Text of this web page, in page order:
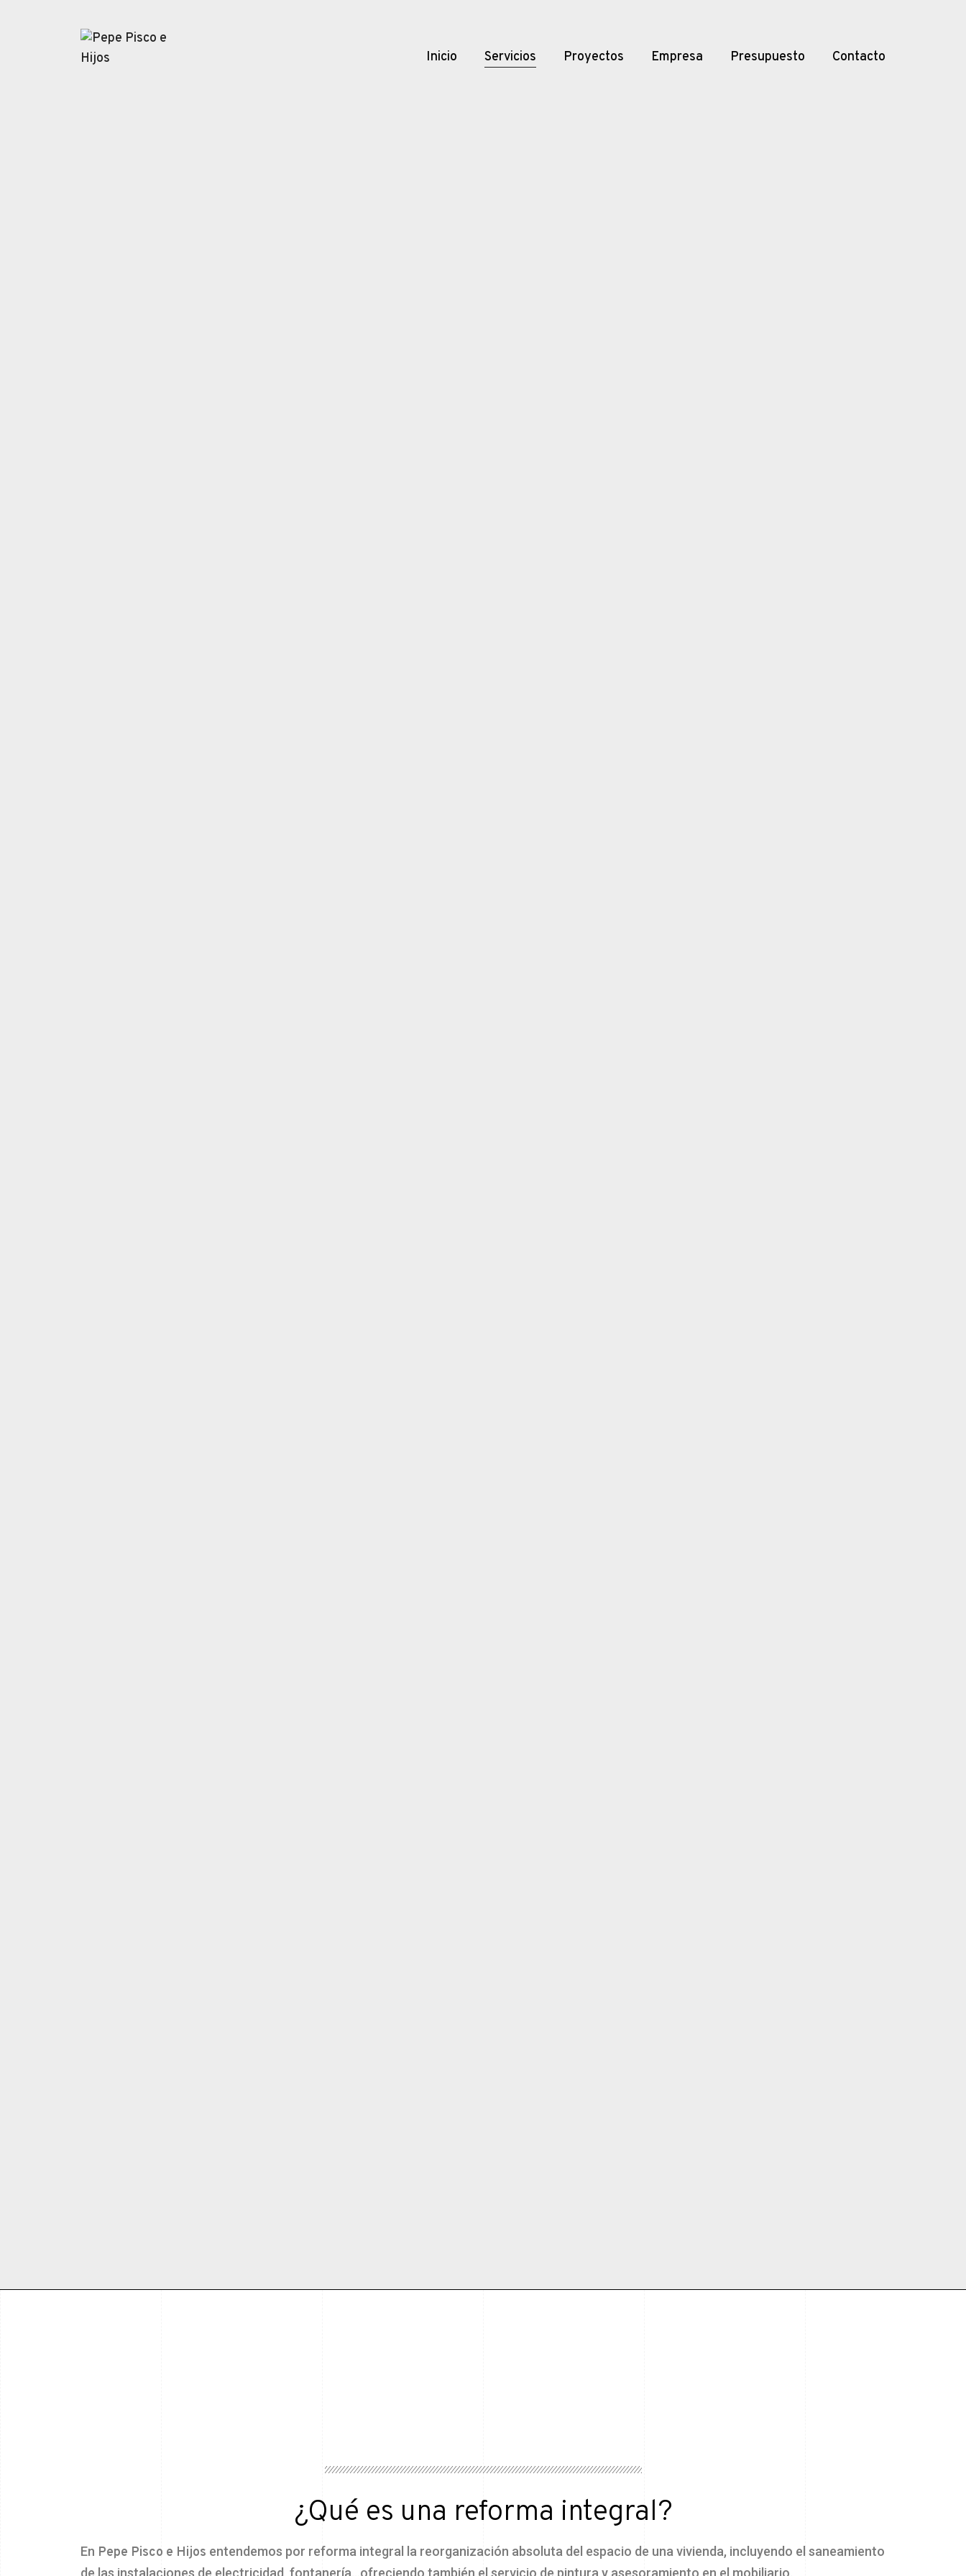
Inicio Servicios Proyectos Empresa Presupuesto Contacto
¿Qué es una reforma integral?
En Pepe Pisco e Hijos entendemos por reforma integral la reorganización absoluta del espacio de una vivienda, incluyendo el saneamiento
de las instalaciones de electricidad, fontanería…ofreciendo también el servicio de pintura y asesoramiento en el mobiliario.